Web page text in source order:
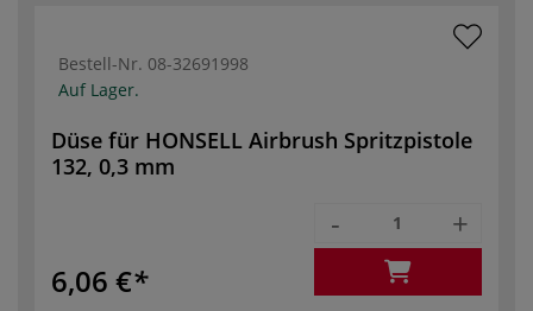
Bestell-Nr. 08-32691998
Auf Lager.
Düse für HONSELL Airbrush Spritzpistole
132, 0,3 mm
6,06 €
- +